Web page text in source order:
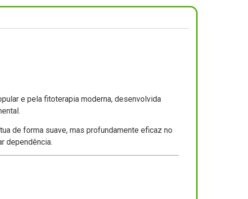
e pela fitoterapia moderna, desenvolvida
de forma suave, mas profundamente eficaz no
dependência.